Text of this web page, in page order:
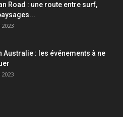
Road : une route entre surf,
Australie : les événements à ne